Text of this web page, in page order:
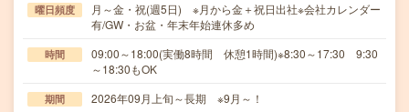
曜日頻度
月～金・祝(週5日) ※月から金＋祝日出社※会社カレンダー
有/GW・お盆・年末年始連休多め
時間
09:00～18:00(実働8時間 休憩1時間)※8:30～17:30 9:30
～18:30もOK
期間 2026年09月上旬～長期 ※9月～！